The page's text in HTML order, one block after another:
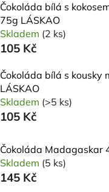
Čokoláda bílá s
75g LÁSKAO
Skladem (2 ks)
105 Kč
Čokoláda bílá s kousky
LÁSKAO
Skladem (>5 ks)
105 Kč
Čokoláda Madagaskar
Skladem (5 ks)
145 Kč